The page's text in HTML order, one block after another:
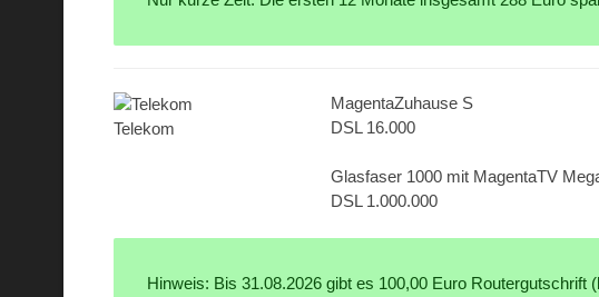
Telekom
MagentaZuhause S
DSL 16.000
Glasfaser 1000 mit MagentaTV
DSL 1.000.000
Hinweis: Bis 31.08.2026 gibt es 100,00 Euro Routergutschrift